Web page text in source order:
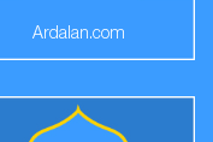
Ardalan.com